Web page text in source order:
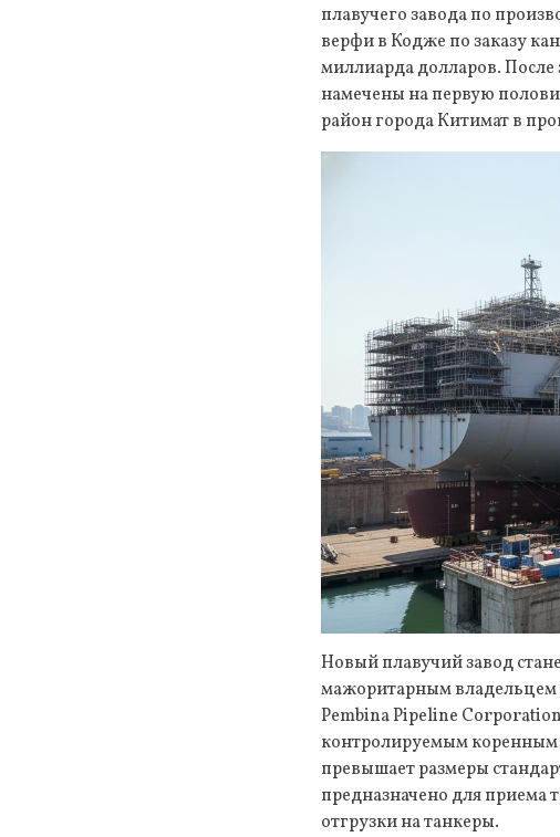
плавучего завода по
верфи в Кодже по заказу
миллиарда долларов.
намечены на первую
район города Китимат в
Новый плавучий завод
мажоритарным владельцем
Pembina Pipeline
контролируемым коренным
превышает размеры
предназначено для приема
отгрузки на танкеры.